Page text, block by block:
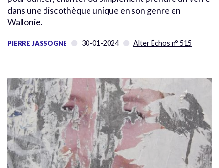
dans une discothèque unique en son genre en
Wallonie.
PIERRE JASSOGNE 30-01-2024 Alter Échos n° 515